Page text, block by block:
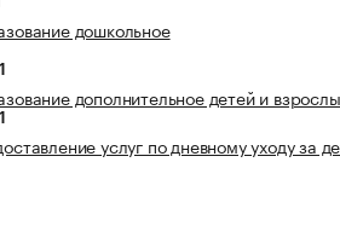
дошкольное
дополнительное детей и
услуг по дневному уходу за